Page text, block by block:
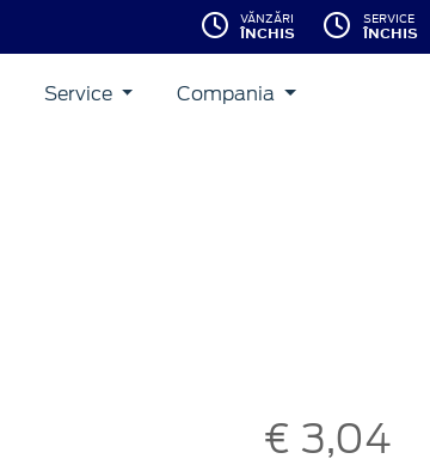
VĂNZĂRI
ÎNCHIS
SERVICE
ÎNCHIS
Service Compania
€ 3,04